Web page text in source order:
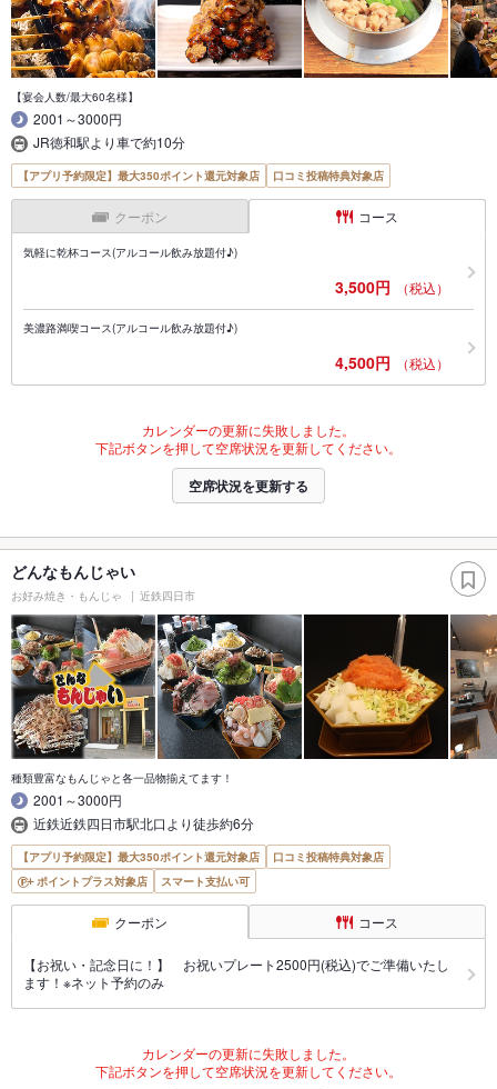
【宴会人数/最大60名様】
2001～3000円
JR徳和駅より車で約10分
【アプリ予約限定】最大350ポイント還元対象店 口コミ投稿特典対象店
クーポン コース
気軽に乾杯コース(アルコール飲み放題付♪)
3,500円 （税込）
美濃路満喫コース(アルコール飲み放題付♪)
4,500円 （税込）
カレンダーの更新に失敗しました。
下記ボタンを押して空席状況を更新してください。
空席状況を更新する
どんなもんじゃい
お好み焼き・もんじゃ 近鉄四日市
種類豊富なもんじゃと各一品物揃えてます！
2001～3000円
近鉄近鉄四日市駅北口より徒歩約6分
【アプリ予約限定】最大350ポイント還元対象店
口コミ投稿特典対象店
ポイントプラス対象店
スマート支払い可
クーポン コース
【お祝い・記念日に！】 お祝いプレート2500円(税込)でご準備いたし
ます！※ネット予約のみ
カレンダーの更新に失敗しました。
下記ボタンを押して空席状況を更新してください。